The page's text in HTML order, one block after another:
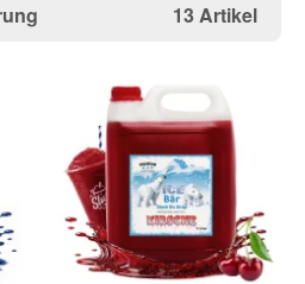
13 Artikel